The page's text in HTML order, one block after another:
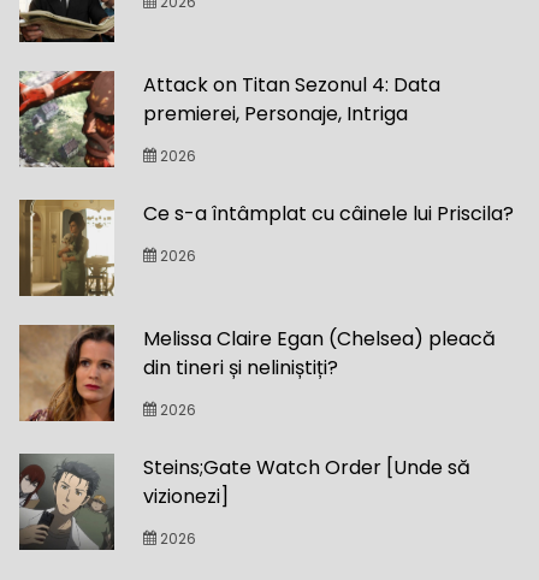
Attack on Titan Sezonul 4: Data
premierei, Personaje, Intriga
2026
Ce s-a întâmplat cu câinele lui Priscila?
2026
Melissa Claire Egan (Chelsea) pleacă
din tineri și neliniștiți?
2026
Steins;Gate Watch Order [Unde să
vizionezi]
2026